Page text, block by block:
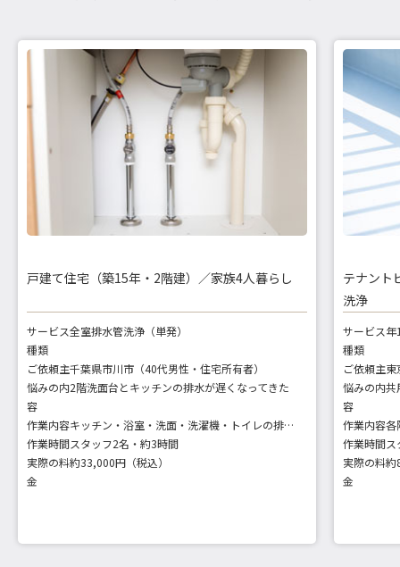
戸建て住宅（築15年・2階建）／家族4人暮らし
サービス
種類
全室排水管洗浄（単発）
ご依頼主千葉県市川市（40代男性・住宅所有者）
悩みの内
容
2階洗面台とキッチンの排水が遅くなってきた
作業内容
キッチン・浴室・洗面・洗濯機・トイレの排水口・トラップ洗浄
作業時間スタッフ2名・約3時間
実際の料
金
約33,000円（税込）
テナント
洗浄
サービス
種類
年
ご依頼主
悩みの内
容
作業内容
作業時間
実際の料
金
約